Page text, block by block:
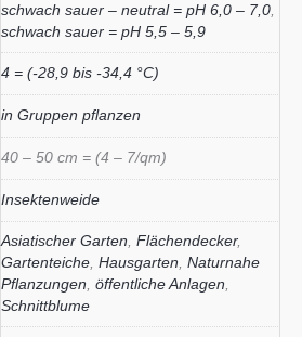
schwach sauer – neutral = pH 6,0 – 7,0
schwach sauer = pH 5,5 – 5,9
4 = (-28,9 bis -34,4 °C)
in Gruppen pflanzen
40 – 50 cm = (4 – 7/qm)
Insektenweide
Asiatischer Garten Flächendecker,
Gartenteiche Hausgarten Naturnahe
Pflanzungen öffentliche Anlagen
Schnittblume